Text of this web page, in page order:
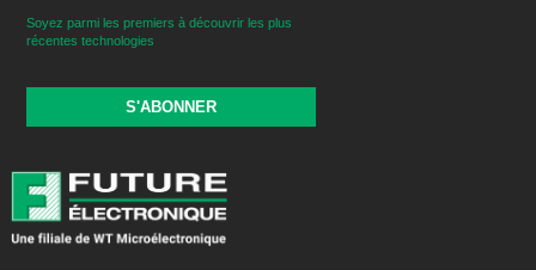
Soyez parmi les premiers à découvrir les plus
récentes technologies
S'ABONNER